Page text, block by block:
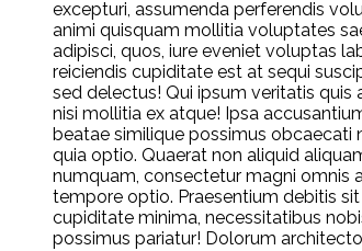
excepturi, assumenda perferendis
animi quisquam mollitia voluptates
adipisci, quos, iure eveniet voluptas
reiciendis cupiditate est at sequi
sed delectus! Qui ipsum veritatis
nisi mollitia ex atque! Ipsa
beatae similique possimus obcaecati
quia optio. Quaerat non aliquid
numquam, consectetur magni omnis
tempore optio. Praesentium debitis
cupiditate minima, necessitatibus
possimus pariatur! Dolorum